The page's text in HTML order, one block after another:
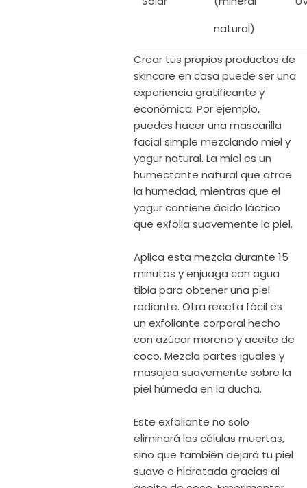
natural)
Crear tus propios productos de
skincare en casa puede ser una
experiencia gratificante y
económica. Por ejemplo,
puedes hacer una mascarilla
facial simple mezclando miel y
yogur natural. La miel es un
humectante natural que atrae
la humedad, mientras que el
yogur contiene ácido láctico
que exfolia suavemente la piel.
Aplica esta mezcla durante 15
minutos y enjuaga con agua
tibia para obtener una piel
radiante. Otra receta fácil es
un exfoliante corporal hecho
con azúcar moreno y aceite de
coco. Mezcla partes iguales y
masajea suavemente sobre la
piel húmeda en la ducha.
Este exfoliante no solo
eliminará las células muertas,
sino que también dejará tu piel
suave e hidratada gracias al